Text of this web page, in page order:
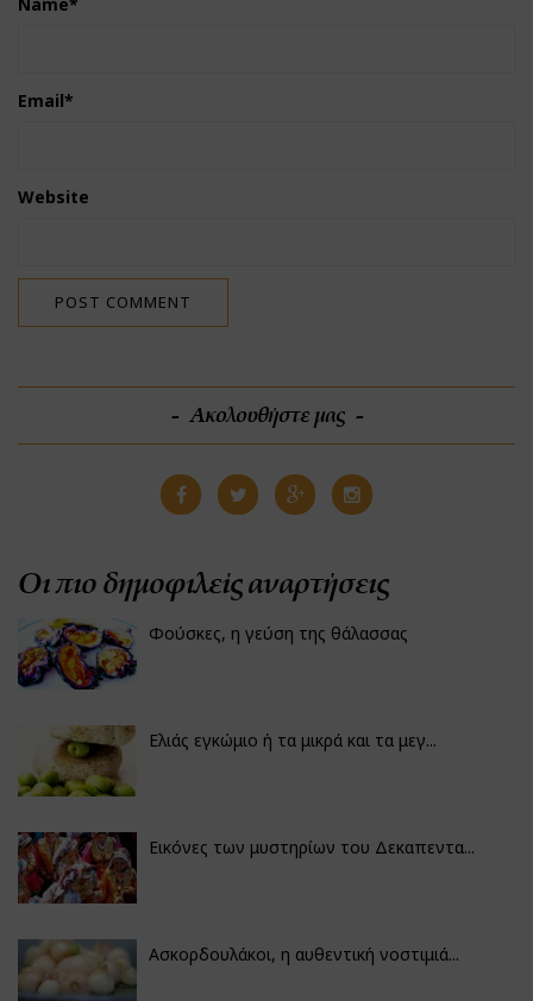
Email*
Website
Ακολουθήστε μας
Οι πιο δημοφιλείς αναρτήσεις
Φούσκες, η γεύση της θάλασσας
Ελιάς εγκώμιο ή τα μικρά και τα μεγ...
Εικόνες των μυστηρίων του Δεκαπεντα...
Ασκορδουλάκοι, η αυθεντική νοστιμιά...